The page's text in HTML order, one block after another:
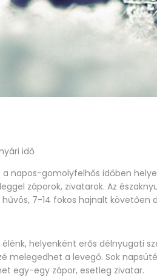
idő
napos-gomolyfelhős időben
záporok, zivatarok. Az
hűvös, 7-14 fokos hajnalt
élénk, helyenként erős délnyugati
melegedhet a levegő. Sok
egy-egy zápor, esetleg zivatar.